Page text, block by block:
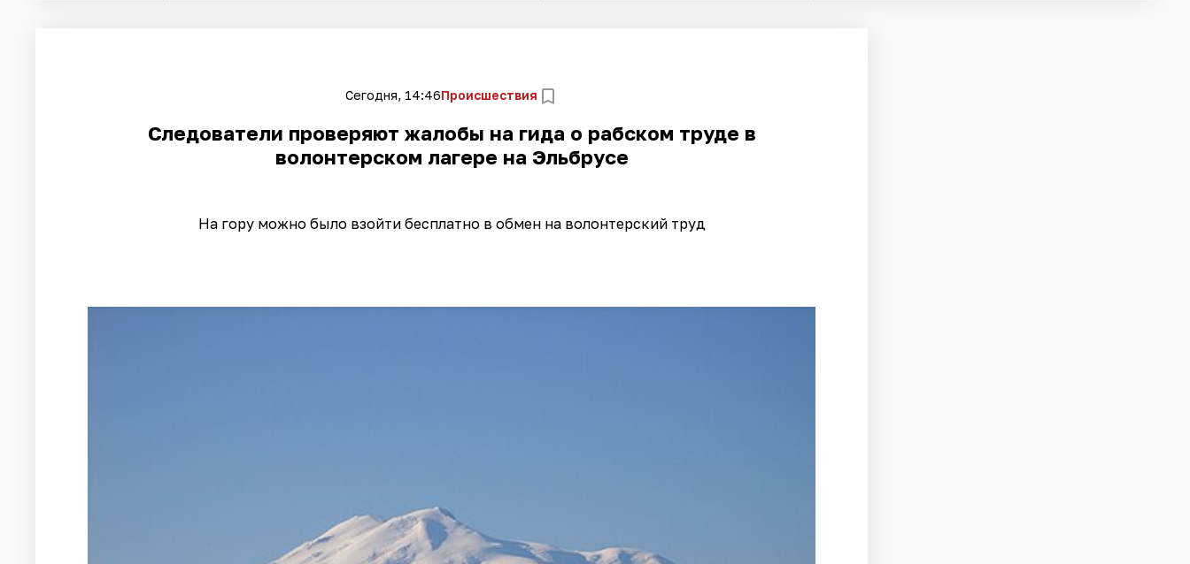
Сегодня, 14:46Происшествия
Следователи проверяют жалобы на гида о рабском труде в
волонтерском лагере на Эльбрусе
На гору можно было взойти бесплатно в обмен на волонтерский труд